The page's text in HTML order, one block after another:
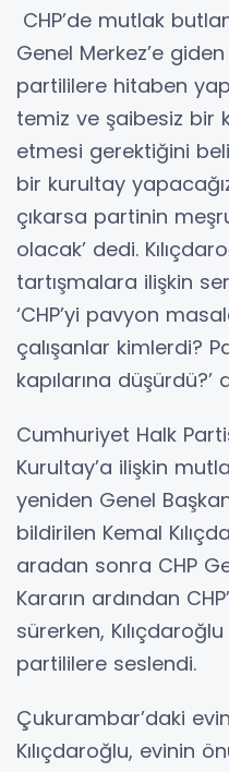
CHP’de mutlak
Genel Merkez’e
partililere hitaben
temiz ve şaibesiz bir
etmesi gerektiğini
bir kurultay
çıkarsa partinin
olacak’ dedi.
tartışmalara ilişkin
‘CHP’yi pavyon
çalışanlar kimlerdi?
kapılarına düşürdü?’
Cumhuriyet Halk
Kurultay’a ilişkin
yeniden Genel
bildirilen Kemal
aradan sonra CHP
Kararın ardından
sürerken,
partililere seslendi.
Çukurambar’daki
Kılıçdaroğlu, evinin